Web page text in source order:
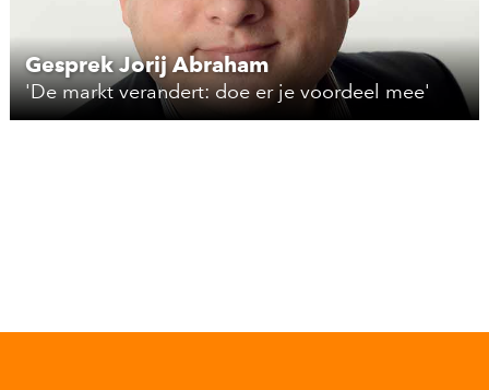
Gesprek Jorij Abraham
'De markt verandert: doe er je voordeel mee'